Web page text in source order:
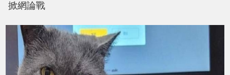
掀網論戰